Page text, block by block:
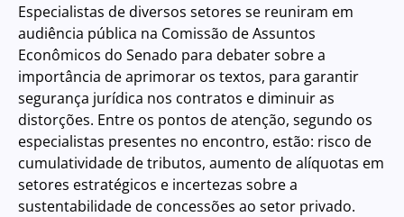
Especialistas de diversos setores se reuniram em
audiência pública na Comissão de Assuntos
Econômicos do Senado para debater sobre a
importância de aprimorar os textos, para garantir
segurança jurídica nos contratos e diminuir as
distorções. Entre os pontos de atenção, segundo os
especialistas presentes no encontro, estão: risco de
cumulatividade de tributos, aumento de alíquotas em
setores estratégicos e incertezas sobre a
sustentabilidade de concessões ao setor privado.